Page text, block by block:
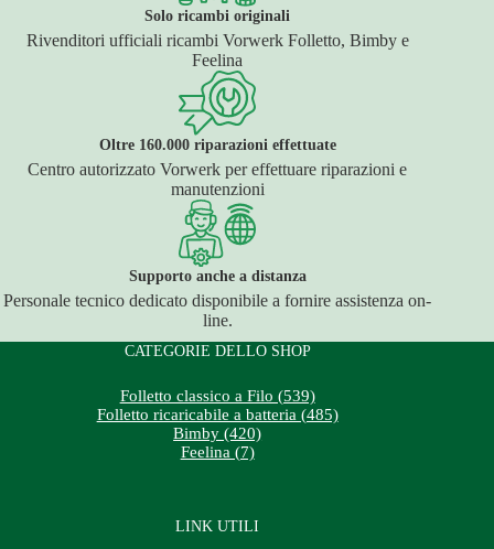
Solo ricambi originali
Rivenditori ufficiali ricambi Vorwerk Folletto, Bimby e
Feelina
Oltre 160.000 riparazioni effettuate
Centro autorizzato Vorwerk per effettuare riparazioni e
manutenzioni
Supporto anche a distanza
Personale tecnico dedicato disponibile a fornire assistenza on-
line.
CATEGORIE DELLO SHOP
Folletto classico a Filo (539)
Folletto ricaricabile a batteria (485)
Bimby (420)
Feelina (7)
LINK UTILI